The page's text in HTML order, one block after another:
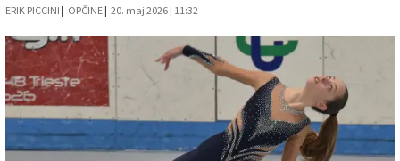
Oglasi
Založnik
Zadruga PD
Naročnine
ERIK PICCINI | OPČINE | 20. maj 2026 | 11:32